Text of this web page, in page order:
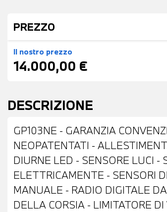
PREZZO
Il nostro prezzo
14.000,00 €
DESCRIZIONE
GP103NE - GARANZIA
NEOPATENTATI -
DIURNE LED - SENSORE LUCI -
ELETTRICAMENTE - SENSORI
MANUALE - RADIO DIGITALE
DELLA CORSIA - LIMITATORE